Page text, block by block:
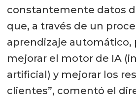
constantemente datos
que, a través de un
aprendizaje automático,
mejorar el motor de IA
artificial) y mejorar los
clientes”, comentó el